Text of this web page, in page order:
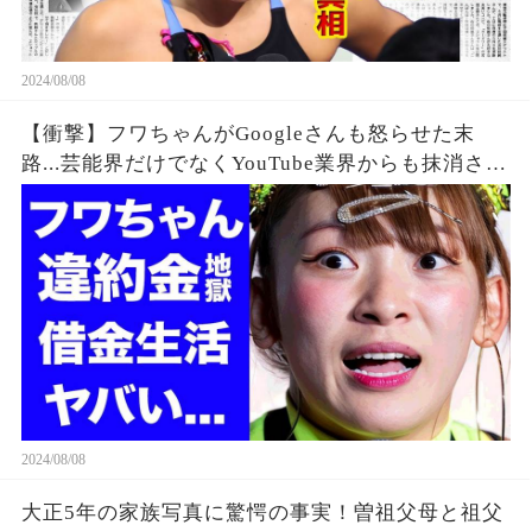
2024/08/08
【衝撃】フワちゃんがGoogleさんも怒らせた末
路...芸能界だけでなくYouTube業界からも抹消され
た垢BANの真相に驚きを隠せない...違約金や税金
に苦しむ借金地獄に突入...
2024/08/08
大正5年の家族写真に驚愕の事実！曽祖父母と祖父